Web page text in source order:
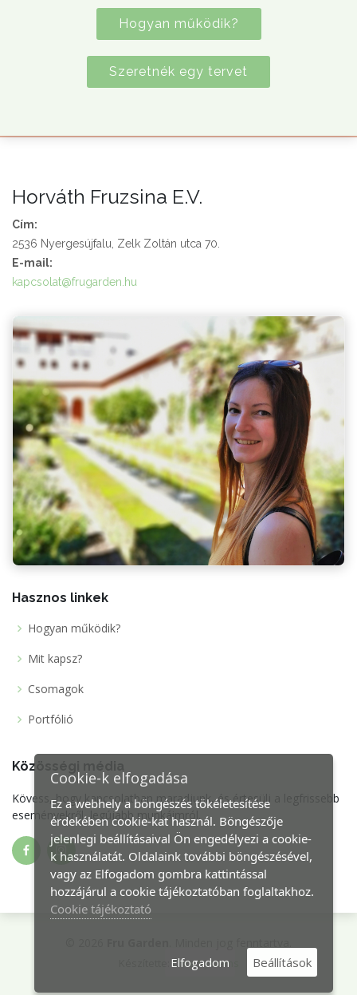
Hogyan működik?
Szeretnék egy tervet
Horváth Fruzsina E.V.
Cím:
2536 Nyergesújfalu, Zelk Zoltán utca 70.
E-mail:
kapcsolat@frugarden.hu
Hasznos linkek
Hogyan működik?
Mit kapsz?
Csomagok
Portfólió
Közösségi média
Kövess, hogy kapcsolatban maradjunk, és értesülj a legfrissebb
eseményekről, legújabb munkáimról.
Készítette:Core Systems
Cookie-k elfogadása
Ez a webhely a böngészés tökéletesítése
érdekében cookie-kat használ. Böngészője
jelenlegi beállításaival Ön engedélyezi a cookie-
k használatát. Oldalaink további böngészésével,
vagy az Elfogadom gombra kattintással
hozzájárul a cookie tájékoztatóban foglaltakhoz.
Cookie tájékoztató
Elfogadom Beállítások